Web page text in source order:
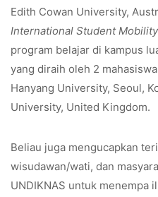
Edith Cowan University,
International Student
program belajar di kampus
yang diraih oleh 2
Hanyang University, Seoul,
University, United Kingdom.
Beliau juga mengucapkan
wisudawan/wati, dan
UNDIKNAS untuk menempa